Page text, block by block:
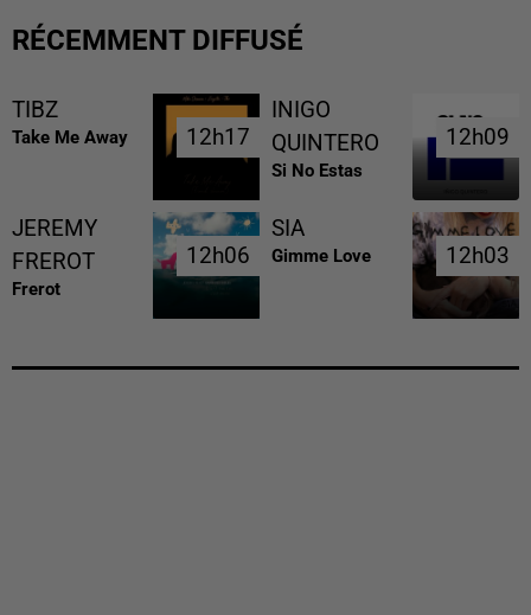
RÉCEMMENT DIFFUSÉ
TIBZ
Take Me Away 12h17
12h17
INIGO
QUINTERO
Si No Estas
12h09
12h09
JEREMY
FREROT
Frerot
12h06
12h06
SIA
Gimme Love 12h03
12h03